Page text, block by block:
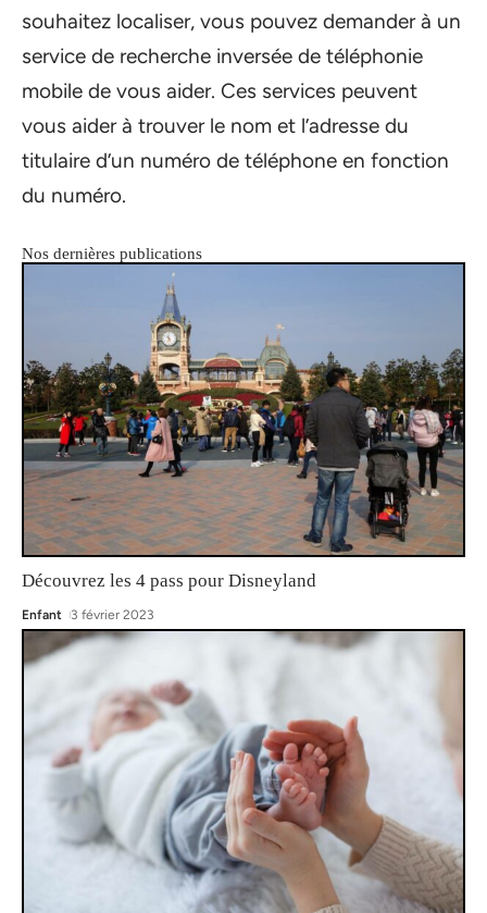
souhaitez localiser, vous pouvez demander à un
service de recherche inversée de téléphonie
mobile de vous aider. Ces services peuvent
vous aider à trouver le nom et l’adresse du
titulaire d’un numéro de téléphone en fonction
du numéro.
Nos dernières publications
Découvrez les 4 pass pour Disneyland
Enfant 3 février 2023